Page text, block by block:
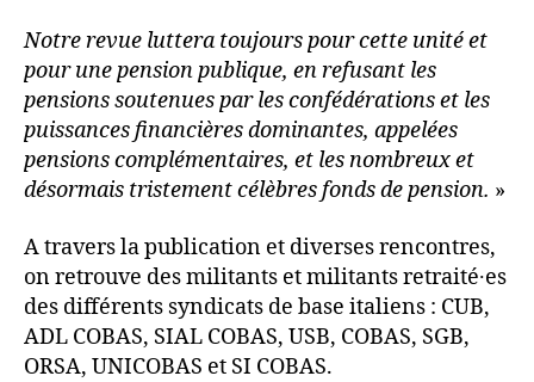
Notre revue luttera toujours pour cette unité et
pour une pension publique, en refusant les
pensions soutenues par les confédérations et les
puissances financières dominantes, appelées
pensions complémen­taires, et les nombreux et
désormais tristement célèbres fonds de pension. »
A travers la publication et diverses rencontres,
on retrouve des militants et militants retraité∙es
des différents syndicats de base italiens : CUB,
ADL COBAS, SIAL COBAS, USB, COBAS, SGB,
ORSA, UNICOBAS et SI COBAS.